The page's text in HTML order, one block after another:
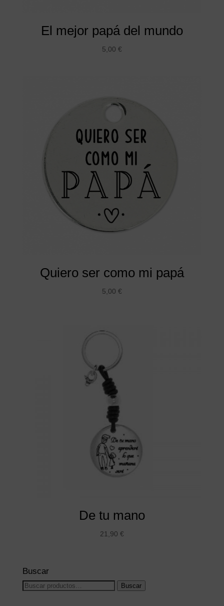
El mejor papá del mundo
5,00 €
Quiero ser como mi papá
5,00 €
De tu mano
21,90 €
Buscar
Buscar
Buscar